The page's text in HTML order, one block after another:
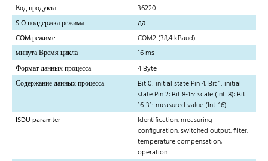
Код продукта
36220
SIO поддержка режима
да
COM режиме
COM2 (38,4 kBaud)
минута Время цикла
16 ms
Формат данных процесса
4 Byte
Содержание данных процесса
Bit 0: initial state Pin 4; Bit 1: initial
state Pin 2; Bit 8-15: scale (Int. 8); Bit
16-31: measured value (Int. 16)
ISDU paramter
Identification, measuring
configuration, switched output, filter,
temperature compensation,
operation